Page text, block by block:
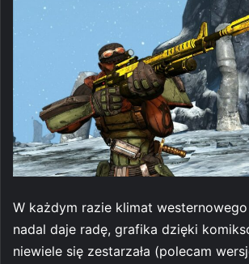
W każdym razie klimat
nadal daje radę, grafika dzięki
niewiele się zestarzała (polecam